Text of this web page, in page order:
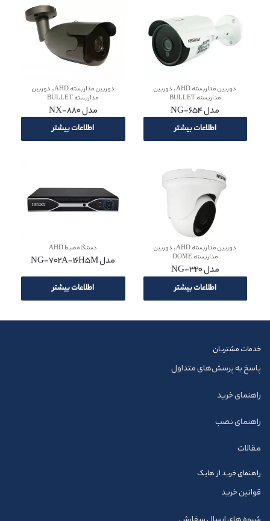
دوربین مداربسته AHD ,دوربین
مداربسته BULLET
مدل NG-654
اطلاعات بیشتر
دوربین مداربسته AHD ,دوربین
مداربسته BULLET
مدل NX-880
اطلاعات بیشتر
دوربین مداربسته AHD ,دوربین
مداربسته DOME
مدل NG-320
اطلاعات بیشتر
دستگاه ضبط AHD
مدل NG-702A-16H5M
اطلاعات بیشتر
خدمات مشتریان
پاسخ به پرسش‌های متداول
راهنمای خرید
راهنمای نصب
مقالات
راهنمای خرید از هایک
قوانین خرید